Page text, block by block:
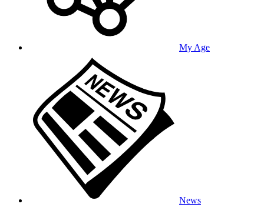
My Age
News